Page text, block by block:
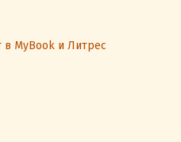
в MyBook и Литрес